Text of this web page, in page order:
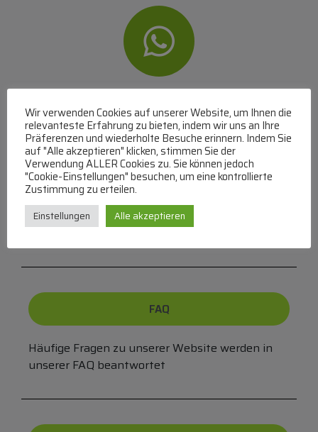
WhatsApp
Mit WhatsApp Kontakt mit dem Service Team
aufnehmen
(MO-DO 8-17, FR 8-15 Uhr,+43 1 267 67 60
Bei uns können Sie bezahlen per:
Überweisung
PayPal
FAQ
Häufige Fragen zu unserer Website werden in
unserer FAQ beantwortet
Wir verwenden Cookies auf unserer Website, um Ihnen die
relevanteste Erfahrung zu bieten, indem wir uns an Ihre
Präferenzen und wiederholte Besuche erinnern. Indem Sie
auf "Alle akzeptieren" klicken, stimmen Sie der
Verwendung ALLER Cookies zu. Sie können jedoch
"Cookie-Einstellungen" besuchen, um eine kontrollierte
Zustimmung zu erteilen.
Einstellungen Alle akzeptieren